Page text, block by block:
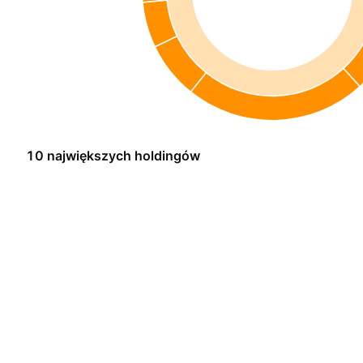
10 największych holdingów